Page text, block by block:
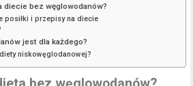
diecie bez węglowodanów?
posiłki i przepisy na diecie
jest dla każdego?
niskowęglodanowej?